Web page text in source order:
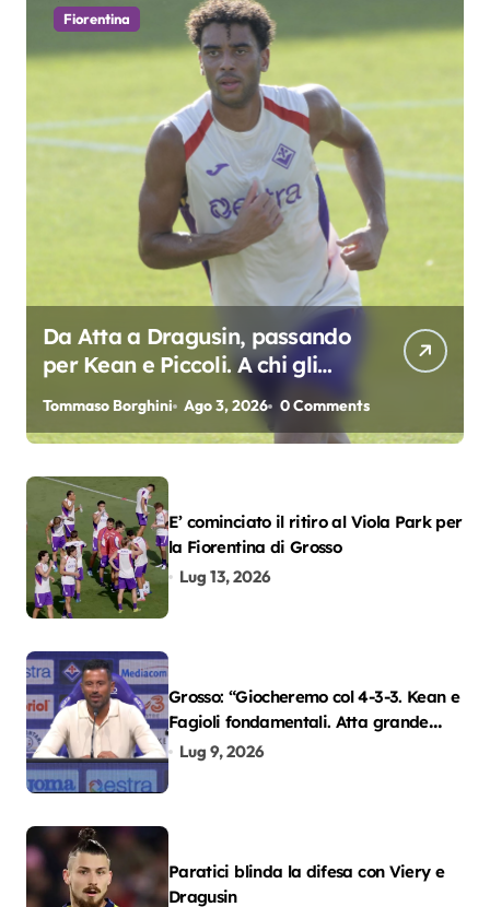
Fiorentina
Da Atta a Dragusin, passando
per Kean e Piccoli. A chi gli
oscar del precampionato?
Tommaso Borghini Ago 3, 2026 0 Comments
E’ cominciato il ritiro al Viola Park per
la Fiorentina di Grosso
Lug 13, 2026
Grosso: “Giocheremo col 4-3-3. Kean e
Fagioli fondamentali. Atta grande
colpo”
Lug 9, 2026
Paratici blinda la difesa con Viery e
Dragusin